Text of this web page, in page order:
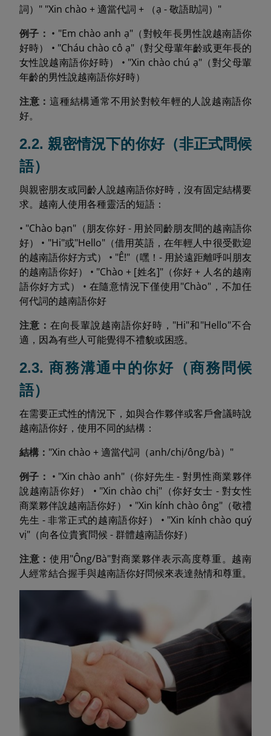
詞）" "Xin chào + 適當代詞 + （ạ - 敬語助詞）"
例子： • "Em chào anh ạ"（對較年長男性說越南語你
好時） • "Cháu chào cô ạ"（對父母輩年齡或更年長的
女性說越南語你好時） • "Xin chào chú ạ"（對父母輩
年齡的男性說越南語你好時）
注意：這種結構通常不用於對較年輕的人說越南語你
好。
2.2. 親密情況下的你好（非正式問候
語）
與親密朋友或同齡人說越南語你好時，沒有固定結構要
求。越南人使用各種靈活的短語：
• "Chào bạn"（朋友你好 - 用於同齡朋友間的越南語你
好） • "Hi"或"Hello"（借用英語，在年輕人中很受歡迎
的越南語你好方式） • "Ê!"（嘿！- 用於遠距離呼叫朋友
的越南語你好） • "Chào + [姓名]"（你好 + 人名的越南
語你好方式） • 在隨意情況下僅使用"Chào"，不加任
何代詞的越南語你好
注意： 在向長輩說越南語你好時，"Hi"和"Hello"不合
適，因為有些人可能覺得不禮貌或困惑。
2.3. 商務溝通中的你好（商務問候
語）
在需要正式性的情況下，如與合作夥伴或客戶會議時說
越南語你好，使用不同的結構：
結構： "Xin chào + 適當代詞（anh/chị/ông/bà）"
例子： • "Xin chào anh"（你好先生 - 對男性商業夥伴
說越南語你好） • "Xin chào chị"（你好女士 - 對女性
商業夥伴說越南語你好） • "Xin kính chào ông"（敬禮
先生 - 非常正式的越南語你好） • "Xin kính chào quý
vị"（向各位貴賓問候 - 群體越南語你好）
注意： 使用"Ông/Bà"對商業夥伴表示高度尊重。越南
人經常結合握手與越南語你好問候來表達熱情和尊重。